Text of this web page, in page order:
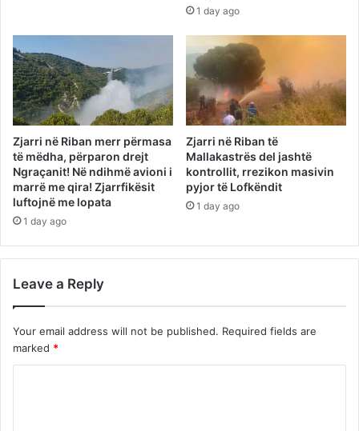
1 day ago
Zjarri në Riban merr përmasa
të mëdha, përparon drejt
Ngraçanit! Në ndihmë avioni i
marrë me qira! Zjarrfikësit
luftojnë me lopata
1 day ago
Zjarri në Riban të
Mallakastrës del jashtë
kontrollit, rrezikon masivin
pyjor të Lofkëndit
1 day ago
Leave a Reply
Your email address will not be published. Required fields are
marked *